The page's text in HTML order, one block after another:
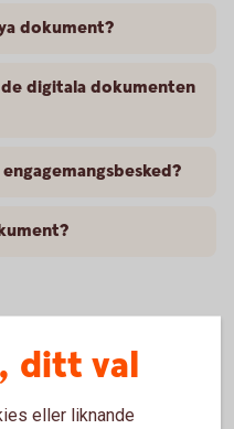
dokument?
digitala dokumenten
ditt val
eller liknande